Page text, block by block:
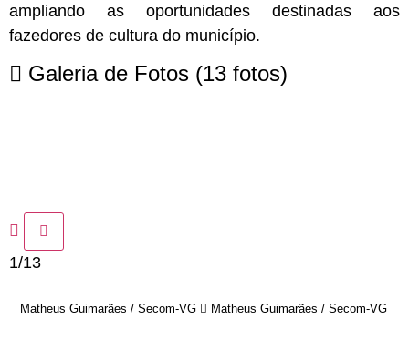
ampliando as oportunidades destinadas aos
fazedores de cultura do município.
Galeria de Fotos (13 fotos)
1/13
Matheus Guimarães / Secom-VG Matheus Guimarães / Secom-VG